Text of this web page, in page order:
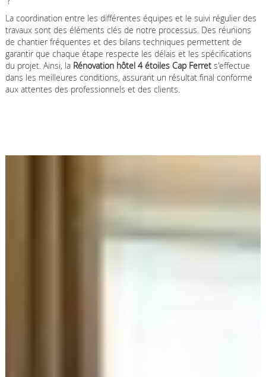
La coordination entre les différentes équipes et le suivi régulier des
travaux sont des éléments clés de notre processus. Des réunions
de chantier fréquentes et des bilans techniques permettent de
garantir que chaque étape respecte les délais et les spécifications
du projet. Ainsi, la Rénovation hôtel 4 étoiles Cap Ferrets'effectue
dans les meilleures conditions, assurant un résultat final conforme
aux attentes des professionnels et des clients.